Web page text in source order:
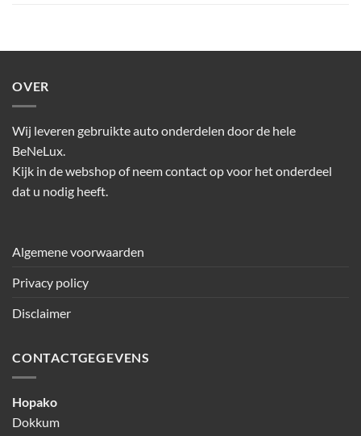
OVER
Wij leveren gebruikte auto onderdelen door de hele
BeNeLux.
Kijk in de webshop of neem contact op voor het onderdeel
dat u nodig heeft.
Algemene voorwaarden
Privacy policy
Disclaimer
CONTACTGEGEVENS
Hopako
Dokkum